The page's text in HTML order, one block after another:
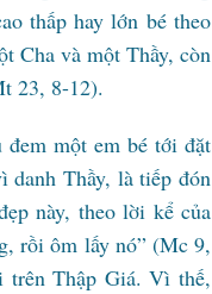
thấp hay lớn bé theo
Cha và một Thầy, còn
23, 8-12).
một em bé tới đặt
Thầy, là tiếp đón
này, theo lời kể của
rồi ôm lấy nó” (Mc 9,
trên Thập Giá. Vì thế,